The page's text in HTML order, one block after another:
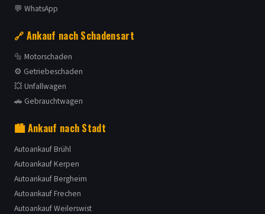
💬 WhatsApp
🔗 Ankauf nach Schadensart
🔩 Motorschaden
⚙️ Getriebeschaden
💥 Unfallwagen
🚗 Gebrauchtwagen
🏙️ Ankauf nach Stadt
Autoankauf Brühl
Autoankauf Kerpen
Autoankauf Bergheim
Autoankauf Frechen
Autoankauf Weilerswist